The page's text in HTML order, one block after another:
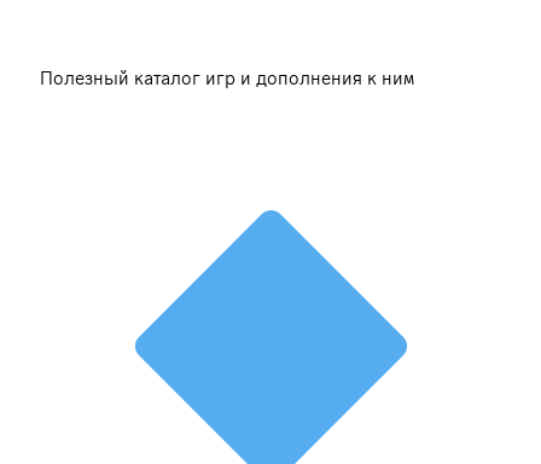
Полезный каталог игр и дополнения к ним